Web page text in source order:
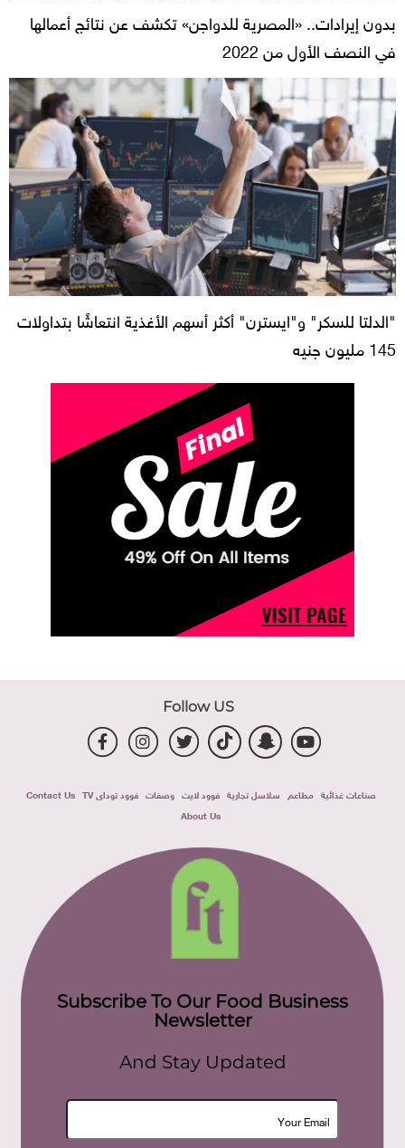
بدون إيرادات.. «المصرية للدواجن» تكشف عن نتائج أعمالها
في النصف الأول من 2022
"الدلتا للسكر" و"ايسترن" أكثر أسهم الأغذية انتعاشًا بتداولات
145 مليون جنيه
Follow US
صناعات غذائية مطاعم سلاسل تجارية فوود لايت وصفات فوود توداى TV
Contact Us
About Us
Subscribe To Our Food Business
Newsletter
And Stay Updated